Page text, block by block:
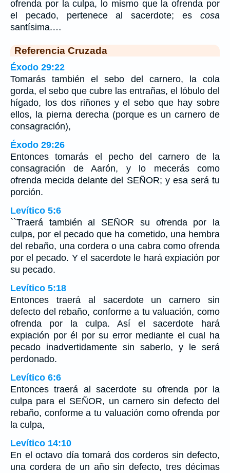
ofrenda por la culpa, lo mismo que la ofrenda por
el pecado, pertenece al sacerdote; es cosa
santísima.…
Referencia Cruzada
Éxodo 29:22
Tomarás también el sebo del carnero, la cola
gorda, el sebo que cubre las entrañas, el lóbulo del
hígado, los dos riñones y el sebo que hay sobre
ellos, la pierna derecha (porque es un carnero de
consagración),
Éxodo 29:26
Entonces tomarás el pecho del carnero de la
consagración de Aarón, y lo mecerás como
ofrenda mecida delante del SEÑOR; y esa será tu
porción.
Levítico 5:6
``Traerá también al SEÑOR su ofrenda por la
culpa, por el pecado que ha cometido, una hembra
del rebaño, una cordera o una cabra como ofrenda
por el pecado. Y el sacerdote le hará expiación por
su pecado.
Levítico 5:18
Entonces traerá al sacerdote un carnero sin
defecto del rebaño, conforme a tu valuación, como
ofrenda por la culpa. Así el sacerdote hará
expiación por él por su error mediante el cual ha
pecado inadvertidamente sin saberlo, y le será
perdonado.
Levítico 6:6
Entonces traerá al sacerdote su ofrenda por la
culpa para el SEÑOR, un carnero sin defecto del
rebaño, conforme a tu valuación como ofrenda por
la culpa,
Levítico 14:10
En el octavo día tomará dos corderos sin defecto,
una cordera de un año sin defecto, tres décimas